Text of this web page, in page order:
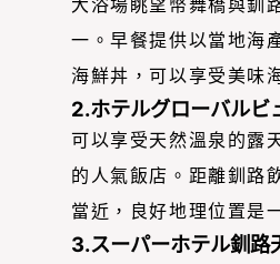
大浴場眺望幣舞橋與釧
一。早餐提供以當地海
海鮮丼，可以享受美味
2.ホテルグローバルビ
可以享受天然溫泉的露
的人氣飯店。距離釧路
當近，良好地理位置是
3.スーパーホテル釧路